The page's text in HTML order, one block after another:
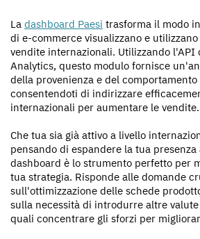
La dashboard Paesi trasforma il modo
di e-commerce visualizzano e
vendite internazionali. Utilizzando l'API
Analytics, questo modulo fornisce
della provenienza e del
consentendoti di indirizzare
internazionali per aumentare le vendite.
Che tua sia già attivo a livello
pensando di espandere la tua presenza
dashboard è lo strumento perfetto per
tua strategia. Risponde alle domande
sull'ottimizzazione delle schede
sulla necessità di introdurre altre valute
quali concentrare gli sforzi per